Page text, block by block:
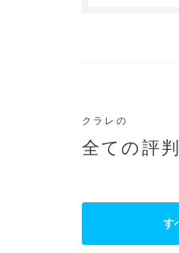
クラレの
全ての評
す